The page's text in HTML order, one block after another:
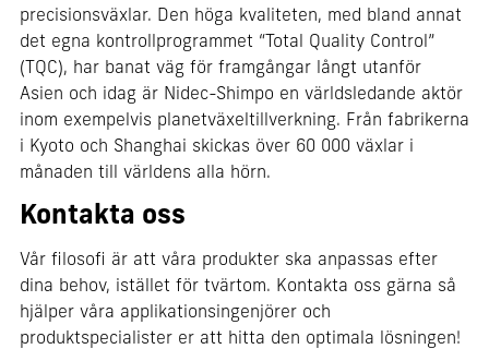
precisionsväxlar. Den höga kvaliteten, med bland annat
det egna kontrollprogrammet “Total Quality Control”
(TQC), har banat väg för framgångar långt utanför
Asien och idag är Nidec-Shimpo en världsledande aktör
inom exempelvis planetväxeltillverkning. Från fabrikerna
i Kyoto och Shanghai skickas över 60 000 växlar i
månaden till världens alla hörn.
Kontakta oss
Vår filosofi är att våra produkter ska anpassas efter
dina behov, istället för tvärtom. Kontakta oss gärna så
hjälper våra applikationsingenjörer och
produktspecialister er att hitta den optimala lösningen!